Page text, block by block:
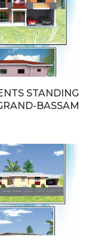
STANDING
BASSAM